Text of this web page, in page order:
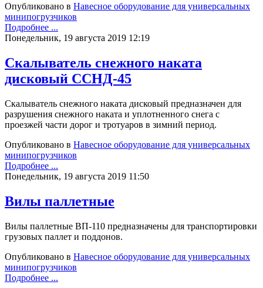
Опубликовано в Навесное оборудование для универсальных
минипогрузчиков
Подробнее ...
Понедельник, 19 августа 2019 12:19
Скалыватель снежного наката
дисковый ССНД-45
Скалыватель снежного наката дисковый предназначен для
разрушения снежного наката и уплотненного снега с
проезжей части дорог и тротуаров в зимний период.
Опубликовано в Навесное оборудование для универсальных
минипогрузчиков
Подробнее ...
Понедельник, 19 августа 2019 11:50
Вилы паллетные
Вилы паллетные ВП-110 предназначены для транспортировки
грузовых паллет и поддонов.
Опубликовано в Навесное оборудование для универсальных
минипогрузчиков
Подробнее ...